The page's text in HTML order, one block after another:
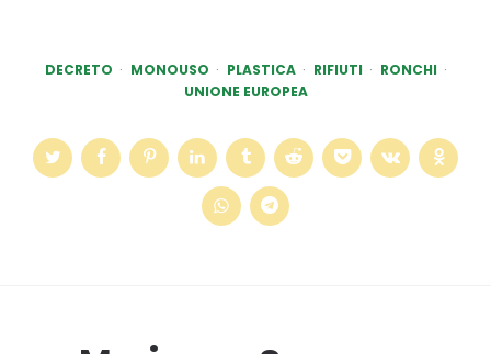
DECRETO MONOUSO PLASTICA RIFIUTI
RONCHI
UNIONE EUROPEA